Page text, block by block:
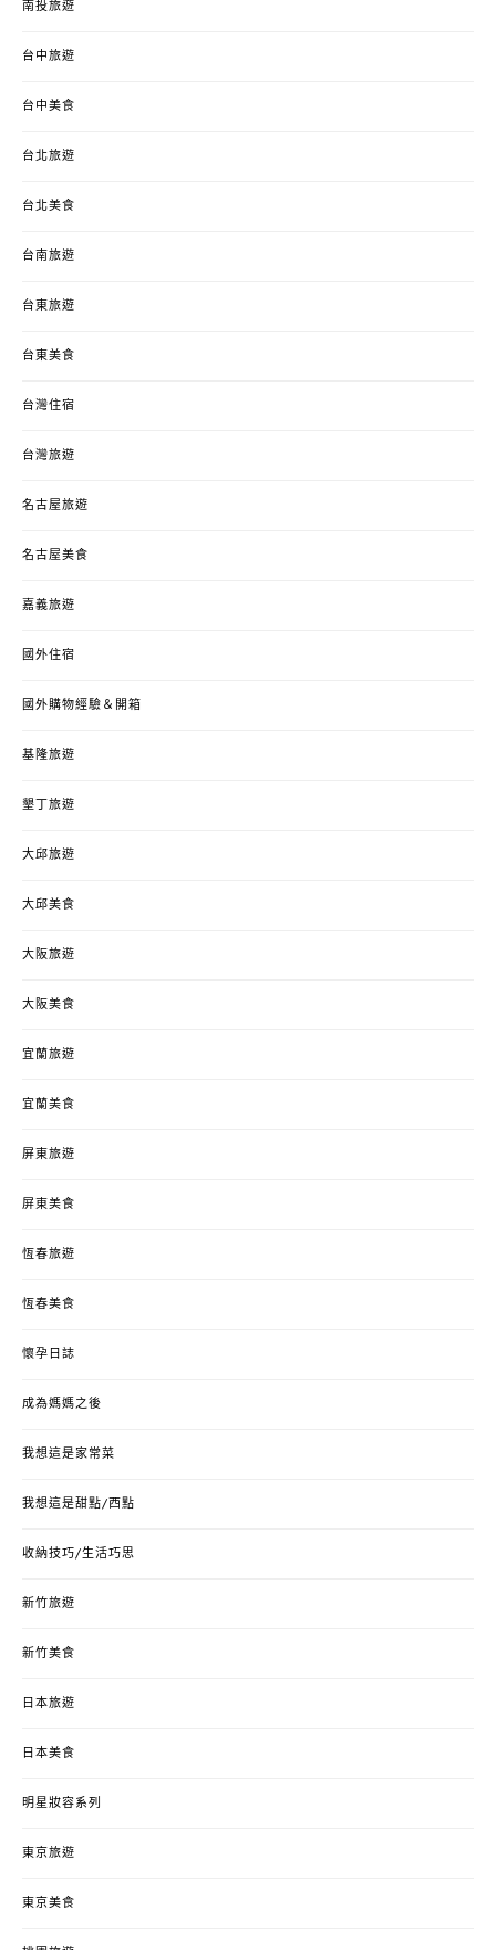
南投旅遊
台中旅遊
台中美食
台北旅遊
台北美食
台南旅遊
台東旅遊
台東美食
台灣住宿
台灣旅遊
名古屋旅遊
名古屋美食
嘉義旅遊
國外住宿
國外購物經驗＆開箱
基隆旅遊
墾丁旅遊
大邱旅遊
大邱美食
大阪旅遊
大阪美食
宜蘭旅遊
宜蘭美食
屏東旅遊
屏東美食
恆春旅遊
恆春美食
懷孕日誌
成為媽媽之後
我想這是家常菜
我想這是甜點/西點
收納技巧/生活巧思
新竹旅遊
新竹美食
日本旅遊
日本美食
明星妝容系列
東京旅遊
東京美食